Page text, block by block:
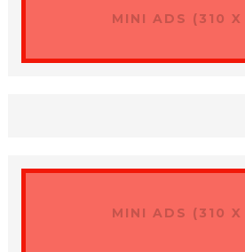
MINI ADS (310
MINI ADS (310